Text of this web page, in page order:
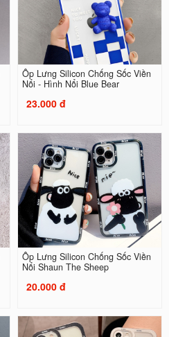
Ốp Lưng Silicon Chống Sốc Viền
Nổi - Hình Nổi Blue Bear
23.000 đ
Ốp Lưng Silicon Chống Sốc Viền
Nổi Shaun The Sheep
20.000 đ